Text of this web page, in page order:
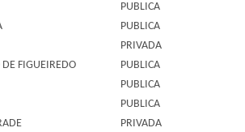
PUBLICA
PUBLICA
PRIVADA
FIGUEIREDO PUBLICA
PUBLICA
PUBLICA
PRIVADA